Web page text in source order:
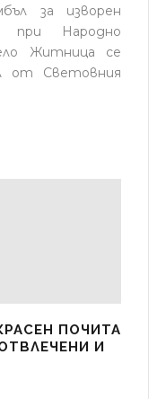
за изворен
при Народно
Житница се
от Световния
ПОЧИТА
И